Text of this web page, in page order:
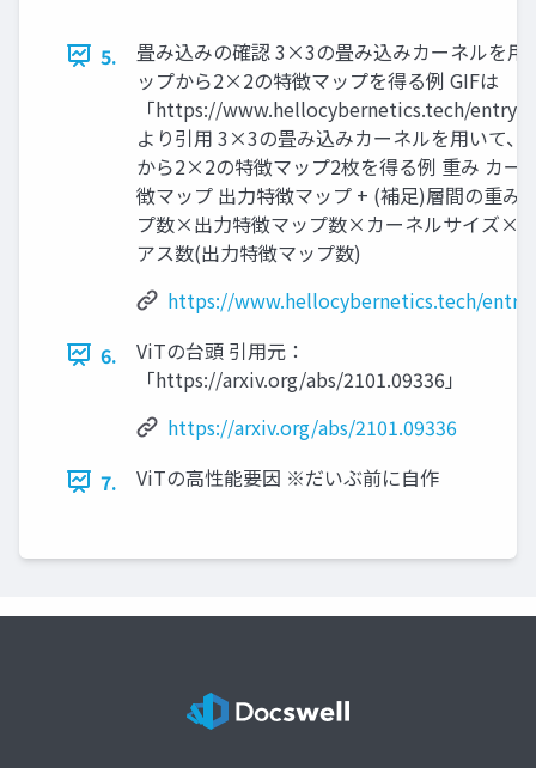
5.
畳み込みの確認 3×3の畳み込みカーネルを
ップから2×2の特徴マップを得る例 GIFは
「https://www.hellocybernetics.tech/entry/
より引用 3×3の畳み込みカーネルを用いて
から2×2の特徴マップ2枚を得る例 重み カー
徴マップ 出力特徴マップ + (補足)層間の重み
プ数×出力特徴マップ数×カーネルサイズ×
アス数(出力特徴マップ数)
https://www.hellocybernetics.tech/
6.
ViTの台頭 引用元：
「https://arxiv.org/abs/2101.09336」
https://arxiv.org/abs/2101.09336
7.
ViTの高性能要因 ※だいぶ前に自作